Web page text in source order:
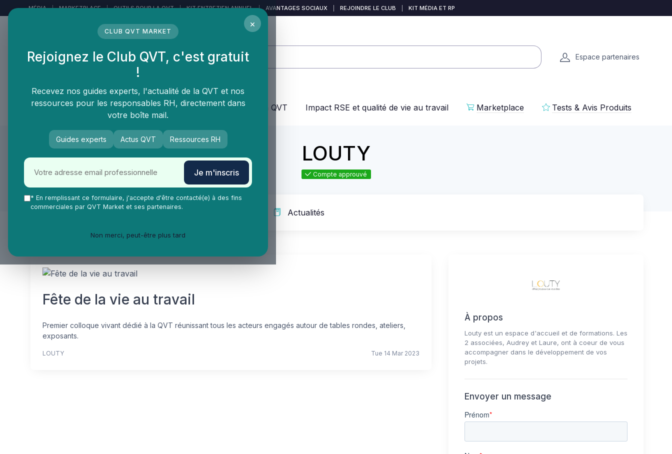
MÉDIA | MARKETPLACE | OUTILS POUR LA QVT | KIT ENTRETIEN ANNUEL | AVANTAGES SOCIAUX REJOINDRE LE CLUB KIT MÉDIA ET RP
LE MÉDIA DES
Espace partenaires
Vie Ma Vie dans la QVT Tendances QVT Enjeux dans la QVT Impact RSE et qualité de vie au travail Marketplace Tests & Avis Produits
LOUTY
Compte approuvé
Présentation Actualités
Fête de la vie au travail
Premier colloque vivant dédié à la QVT réunissant tous les acteurs engagés autour de tables rondes, ateliers,
exposants.
LOUTY Tue 14 Mar 2023
À propos
Louty est un espace d'accueil et de formations. Les
2 associées, Audrey et Laure, ont à coeur de vous
accompagner dans le développement de vos
projets.
Envoyer un message
×
CLUB QVT MARKET
Rejoignez le Club QVT, c'est gratuit
!
Recevez nos guides experts, l'actualité de la QVT et nos
ressources pour les responsables RH, directement dans
votre boîte mail.
Guides experts Actus QVT Ressources RH
Je m'inscris
* En remplissant ce formulaire, j'accepte d'être contacté(e) à des fins
commerciales par QVT Market et ses partenaires.
Non merci, peut-être plus tard
Panneau de gestion des cookies